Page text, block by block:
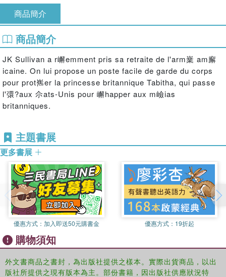
商品簡介
商品簡介
JK Sullivan a r嶰emment pris sa retraite de l'arm嶪 am廨
icaine. On lui propose un poste facile de garde du corps
pour prot嶲er la princesse britannique Tabitha, qui passe
l'彋?aux 尒ats-Unis pour 嶰happer aux m嶮ias
britanniques.
主題書展
更多書展
優惠方式： 加入即送50元購書金 優惠方式： 19折起
購物須知
外文書商品之書封，為出版社提供之樣本。實際出貨商品，以出
版社所提供之現有版本為主。部份書籍，因出版社供應狀況特